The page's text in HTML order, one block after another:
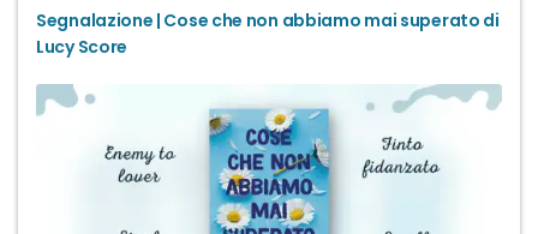
Segnalazione | Cose che non abbiamo mai superato di
Lucy Score